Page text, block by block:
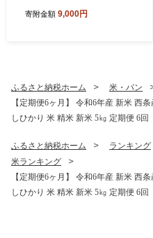
能性表示食品 茶カテキン ペ
寄附金額 9,000円
ふるさと納税ホーム 米・パン
【定期便6ヶ月】 令和6年産 新米 西
しひかり 米 精米 新米 5㎏ 定期便 6回
ふるさと納税ホーム ランキング
米ランキング
【定期便6ヶ月】 令和6年産 新米 西
しひかり 米 精米 新米 5㎏ 定期便 6回